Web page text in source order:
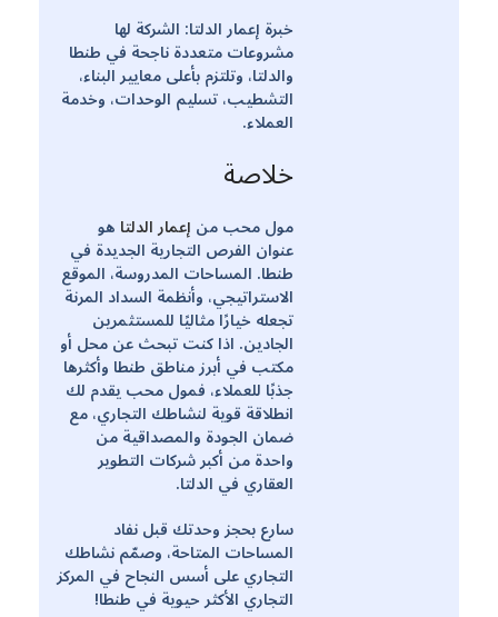
خبرة إعمار الدلتا: الشركة لها
مشروعات متعددة ناجحة في طنطا
والدلتا، وتلتزم بأعلى معايير البناء،
التشطيب، تسليم الوحدات، وخدمة
العملاء.
خلاصة
مول محب من إعمار الدلتا هو
عنوان الفرص التجارية الجديدة في
طنطا. المساحات المدروسة، الموقع
الاستراتيجي، وأنظمة السداد المرنة
تجعله خيارًا مثاليًا للمستثمرين
الجادين. اذا كنت تبحث عن محل أو
مكتب في أبرز مناطق طنطا وأكثرها
جذبًا للعملاء، فمول محب يقدم لك
انطلاقة قوية لنشاطك التجاري، مع
ضمان الجودة والمصداقية من
واحدة من أكبر شركات التطوير
العقاري في الدلتا.
سارع بحجز وحدتك قبل نفاد
المساحات المتاحة، وصمّم نشاطك
التجاري على أسس النجاح في المركز
التجاري الأكثر حيوية في طنطا!